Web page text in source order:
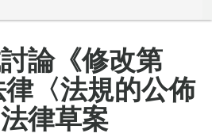
論《修改第
〈法規的公佈
律草案